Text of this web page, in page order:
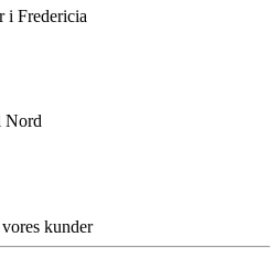
i Fredericia
Nord
kunder